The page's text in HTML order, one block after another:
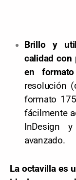
Brillo y
calidad con
en
resolución
formato
fácilmente
InDesign
avanzado.
La octavilla es